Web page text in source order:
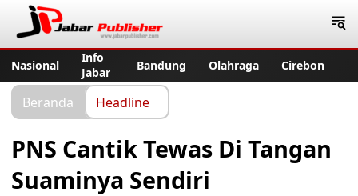
Nasional
Info
Jabar
Bandung Olahraga Cirebon
Beranda Headline
PNS Cantik Tewas Di Tangan
Suaminya Sendiri